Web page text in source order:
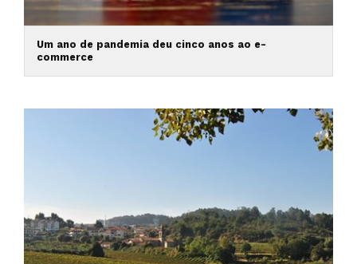
Um ano de pandemia deu cinco anos ao e-
commerce